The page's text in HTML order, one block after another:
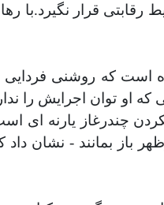
قرار نگيرد.با
است که روشنی فردايی
او توان اجرايش را
چندرغاز يارنه
امروز در برابر بانکها مردم ساختند - چنانکه